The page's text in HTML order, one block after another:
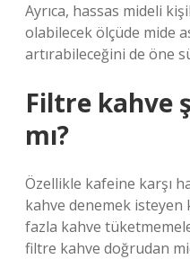
Ayrıca, hassas mideli
olabilecek ölçüde mide
artırabileceğini de öne
Filtre kahve
mı?
Özellikle kafeine karşı
kahve denemek
fazla kahve
filtre kahve doğrudan